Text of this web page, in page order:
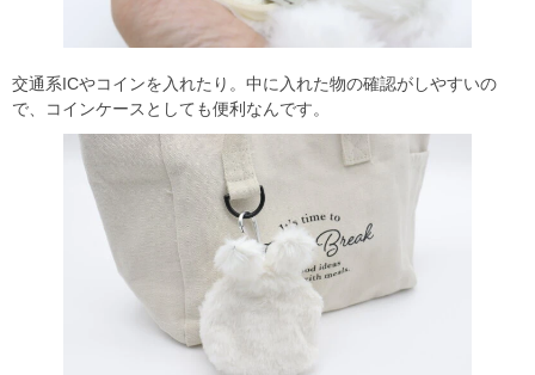
交通系ICやコインを入れたり。中に入れた物の確認がしやすいの
で、コインケースとしても便利なんです。